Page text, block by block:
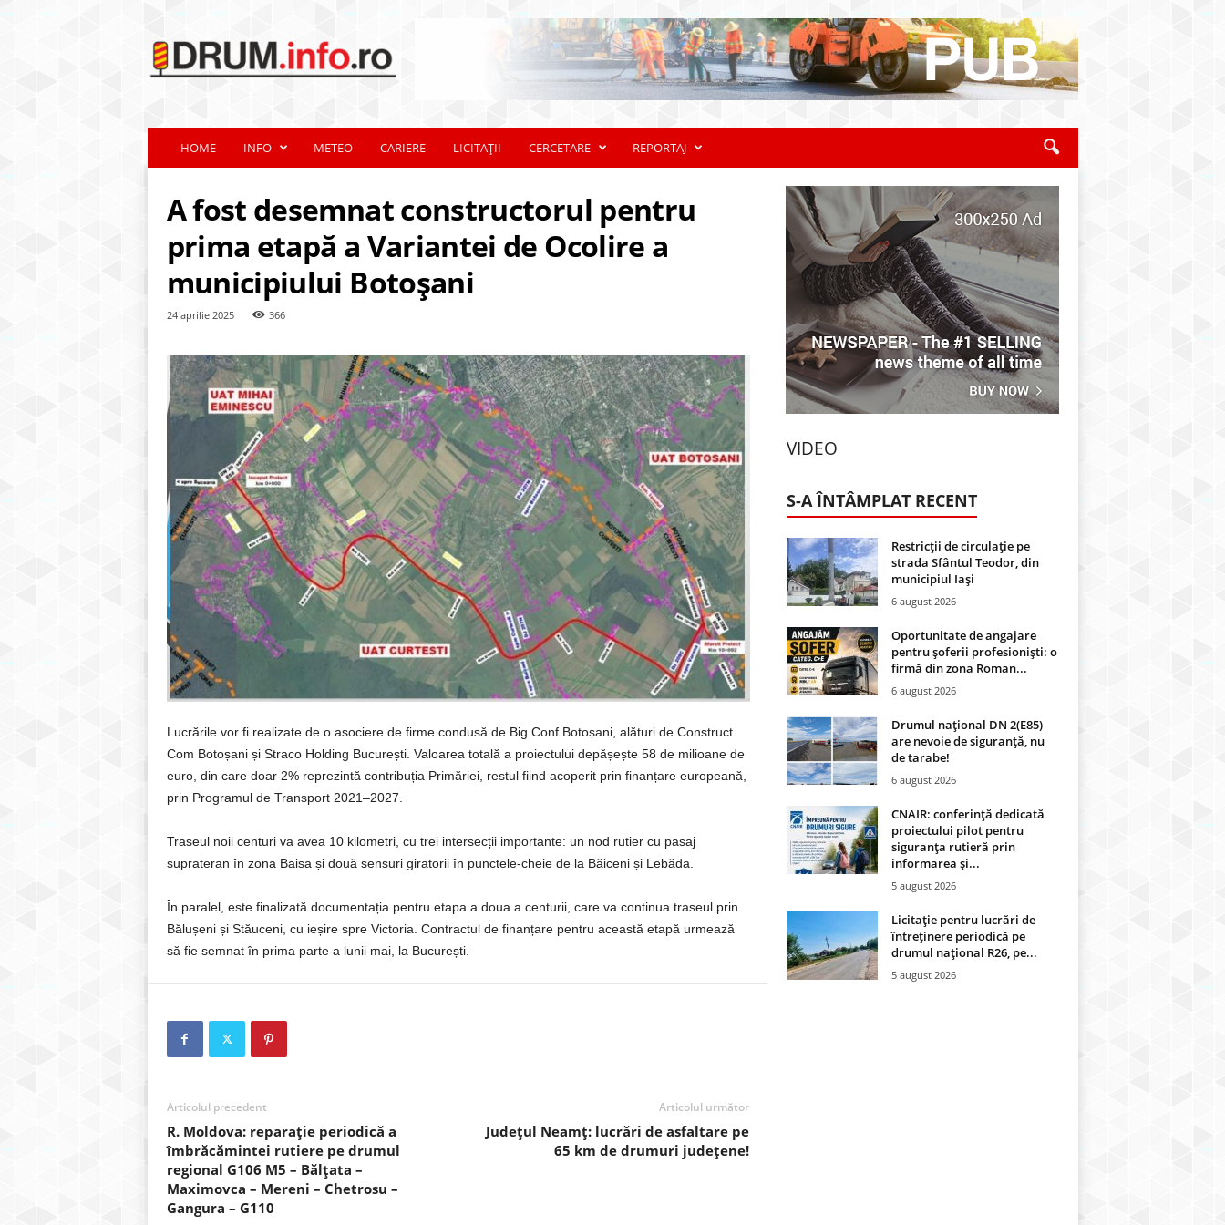
m
n
o
HOME INFO METEO CARIERE LICITAȚII CERCETARE REPORTAJ
A fost desemnat constructorul pentru
prima etapă a Variantei de Ocolire a
municipiului Botoșani
24 aprilie 2025 366
Lucrările vor fi realizate de o asociere de firme condusă de Big Conf Botoșani, alături de Construct
Com Botoșani și Straco Holding București. Valoarea totală a proiectului depășește 58 de milioane de
euro, din care doar 2% reprezintă contribuția Primăriei, restul fiind acoperit prin finanțare europeană,
prin Programul de Transport 2021–2027.
Traseul noii centuri va avea 10 kilometri, cu trei intersecții importante: un nod rutier cu pasaj
suprateran în zona Baisa și două sensuri giratorii în punctele-cheie de la Băiceni și Lebăda.
În paralel, este finalizată documentația pentru etapa a doua a centurii, care va continua traseul prin
Bălușeni și Stăuceni, cu ieșire spre Victoria. Contractul de finanțare pentru această etapă urmează
să fie semnat în prima parte a lunii mai, la București.
Articolul precedent
R. Moldova: reparație periodică a
îmbrăcămintei rutiere pe drumul
regional G106 M5 – Bălțata –
Maximovca – Mereni – Chetrosu –
Gangura – G110
Articolul următor
Județul Neamț: lucrări de asfaltare pe
65 km de drumuri județene!
VIDEO
S-A ÎNTÂMPLAT RECENT
Restricții de circulație pe
strada Sfântul Teodor, din
municipiul Iași
6 august 2026
Oportunitate de angajare
pentru șoferii profesioniști: o
firmă din zona Roman...
6 august 2026
Drumul național DN 2(E85)
are nevoie de siguranță, nu
de tarabe!
6 august 2026
CNAIR: conferință dedicată
proiectului pilot pentru
siguranța rutieră prin
informarea și...
5 august 2026
Licitație pentru lucrări de
întreținere periodică pe
drumul național R26, pe...
5 august 2026